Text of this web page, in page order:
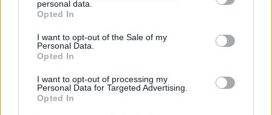
rechazar tal procesamiento. Sus preferencias se aplicarán
cualquier momento entrando de nuevo en este sitio web o
visitando nuestra política de privacidad.
personal data.
Opted In
I want to opt-out of the Sale of my
Personal Data.
Opted In
I want to opt-out of processing my
Personal Data for Targeted Advertising.
Opted In